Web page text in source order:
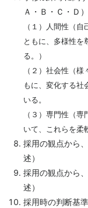
Ａ・Ｂ・Ｃ・Ｄ）
（１）人間性（
ともに、多様性を
る。）
（２）社会性（
もに、変化する社
いる。
（３）専門性（
いて、これらを柔
採用の観点から
述）
採用の観点から
述）
採用時の判断基